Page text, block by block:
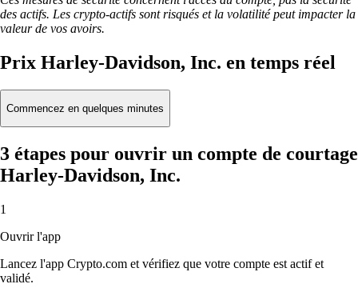
des actifs. Les crypto-actifs sont risqués et la volatilité peut impacter la
valeur de vos avoirs.
Prix Harley-Davidson, Inc. en temps réel
Commencez en quelques minutes
3 étapes pour ouvrir un compte de courtage
Harley-Davidson, Inc.
1
Ouvrir l'app
Lancez l'app Crypto.com et vérifiez que votre compte est actif et
validé.